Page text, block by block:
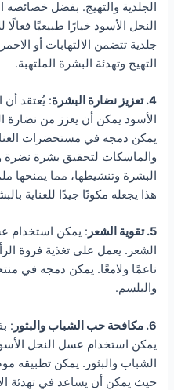
الجلدية والتهيج. بفضل خصائصه
النحل الأسود خيارًا طبيعيًا
جلدية تتضمن الالتهابات أو
التهيج وتهدئة البشرة الملتهبة.
4. تعزيز نضارة البشرة
: يُعتقد
الأسود يمكن أن يعزز من نضارة
يمكن دمجه في مستحضرات
والماسكات لتحقيق بشرة نضرة
البشرة وتنشيطها، مما يمنحها
هذا يجعله مكونًا جيدًا للعناية
5. تقوية الشعر
: يمكن استخدام
الشعر. يعمل على تغذية فروة
ناعمًا ولامعًا. يمكن دمجه في
والبلسم.
6. مكافحة حب الشباب والبثور
:
يمكن استخدام عسل النحل
الشباب والبثور. يمكن تطبيقه
حيث يمكن أن يساعد في تهدئة